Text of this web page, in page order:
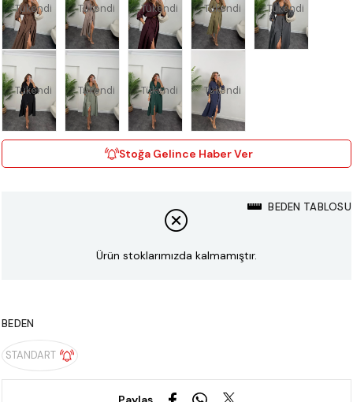
Tükendi Tükendi Tükendi Tükendi Tükendi
Tükendi Tükendi Tükendi Tükendi
Stoğa Gelince Haber Ver
BEDEN TABLOSU
Ürün stoklarımızda kalmamıştır.
BEDEN
STANDART